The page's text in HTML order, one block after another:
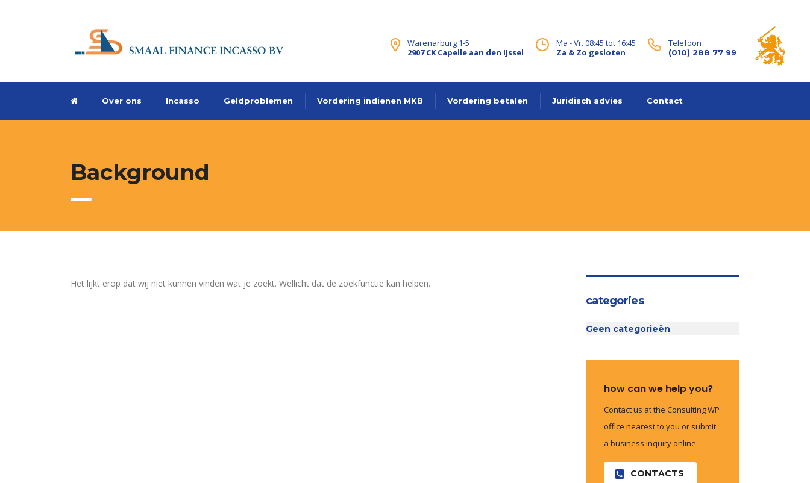
Telefoon
(010) 288 77 99
Ma - Vr. 08:45 tot 16:45
Za & Zo gesloten
Warenarburg 1-5
2907 CK Capelle aan den IJssel
Over ons Incasso Geldproblemen Vordering indienen MKB Vordering betalen Juridisch advies Contact
Background
Het lijkt erop dat wij niet kunnen vinden wat je zoekt. Wellicht dat de zoekfunctie kan helpen.
categories
Geen categorieën
how can we help you?
Contact us at the Consulting WP
office nearest to you or submit
a business inquiry online.
CONTACTS